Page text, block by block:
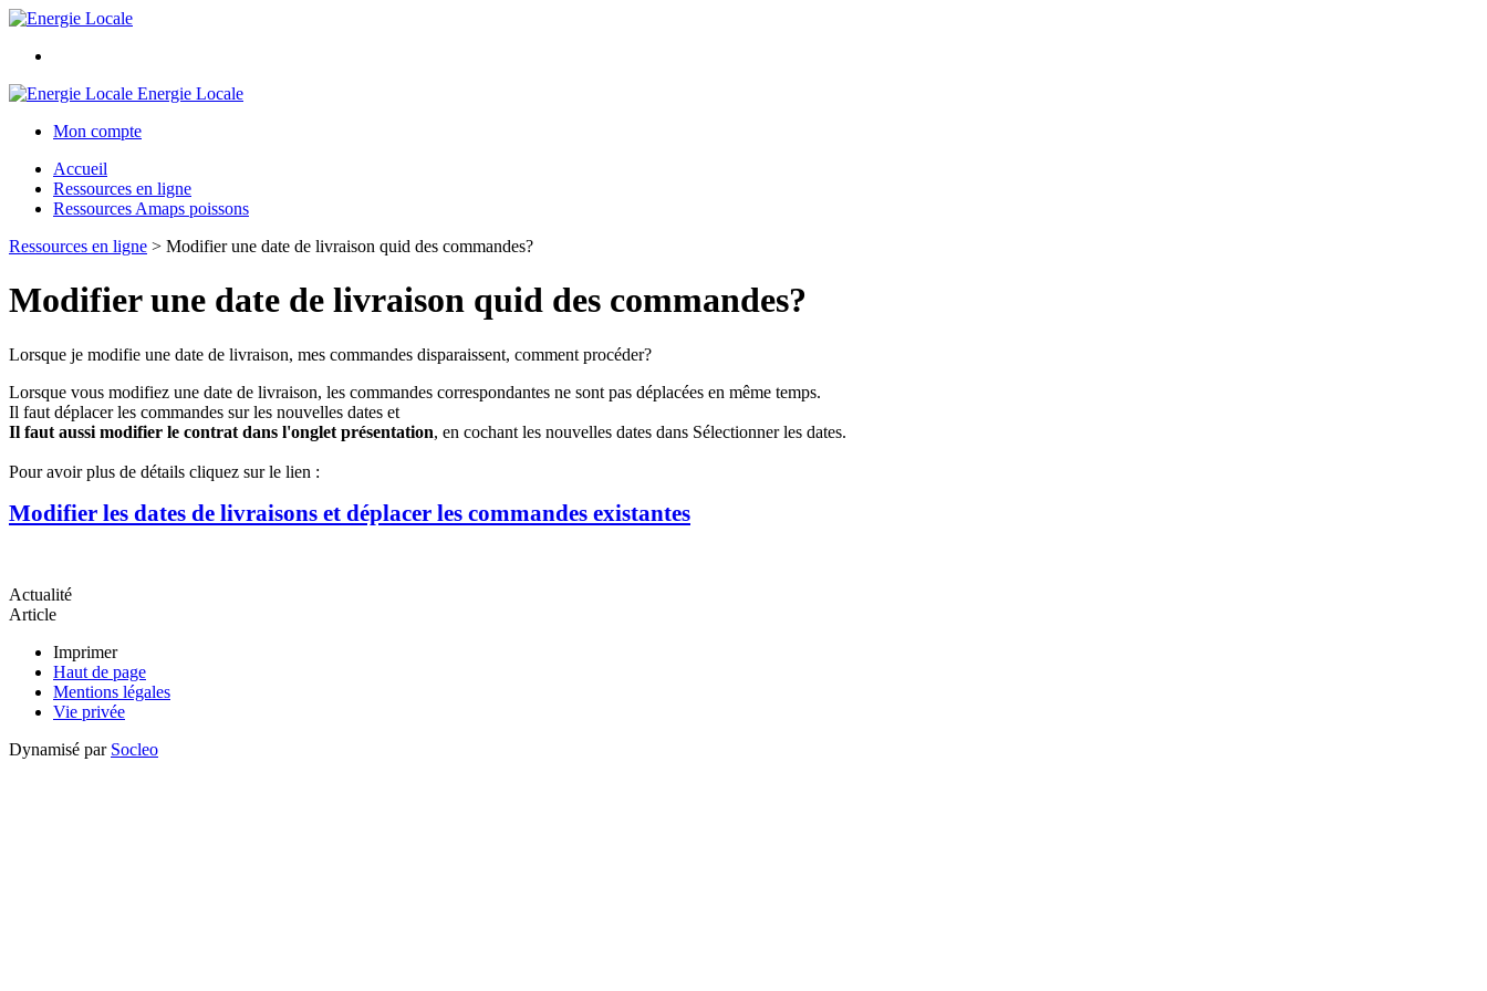
Energie Locale
Mon compte
Accueil
Ressources en ligne
Ressources Amaps poissons
Ressources en ligne > Modifier une date de livraison quid des commandes?
Modifier une date de livraison quid des commandes?
Lorsque je modifie une date de livraison, mes commandes disparaissent, comment procéder?
Lorsque vous modifiez une date de livraison, les commandes correspondantes ne sont pas déplacées en même temps.
Il faut déplacer les commandes sur les nouvelles dates et
Il faut aussi modifier le contrat dans l'onglet présentation, en cochant les nouvelles dates dans Sélectionner les dates.
Pour avoir plus de détails cliquez sur le lien :
Modifier les dates de livraisons et déplacer les commandes existantes
Actualité
Article
Imprimer
Haut de page
Mentions légales
Vie privée
Dynamisé par Socleo